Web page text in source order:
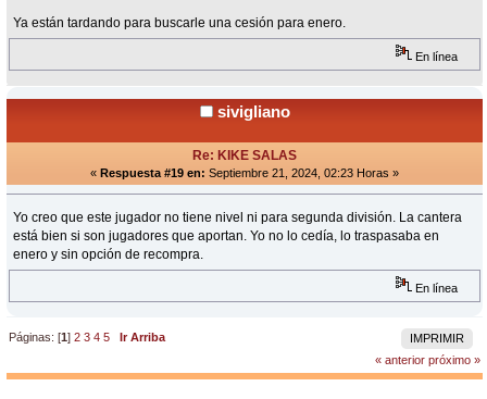
Ya están tardando para buscarle una cesión para enero.
En línea
sivigliano
Re: KIKE SALAS
« Respuesta #19 en: Septiembre 21, 2024, 02:23 Horas »
Yo creo que este jugador no tiene nivel ni para segunda división. La cantera
está bien si son jugadores que aportan. Yo no lo cedía, lo traspasaba en
enero y sin opción de recompra.
En línea
IMPRIMIR
Páginas: [1]2 3 4 5
Ir Arriba
« anterior próximo »